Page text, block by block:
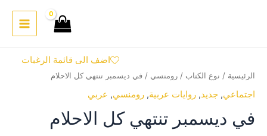
Main
الرئيسية / نوع الكتاب / رومنسي / في ديسمبر تنتهي كل الاحلام
اجتماعي, جديد, روايات عربية, رومنسي, عربي
في ديسمبر تنتهي كل الاحلام
اضف الى قائمة الرغبات